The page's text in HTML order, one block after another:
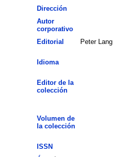
Dirección
Autor
corporativo
Editorial
Peter Lang
Idioma
Editor de la
colección
Volumen de
la colección
ISSN